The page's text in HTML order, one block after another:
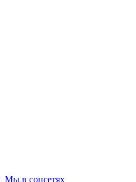
Мы в соцсетях